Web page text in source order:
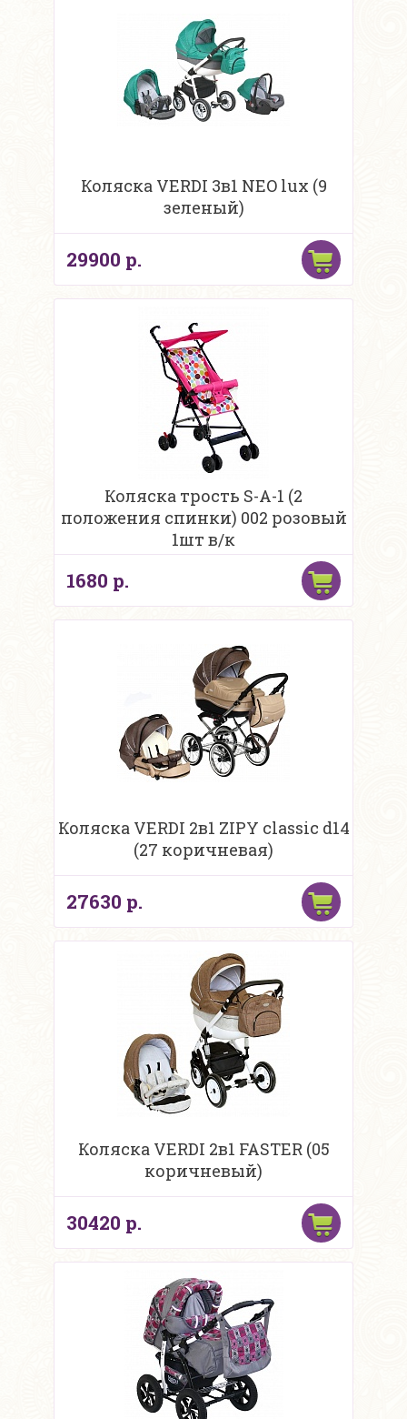
Коляска VERDI 3в1 NEO lux (9
зеленый)
29900 р.
Коляска трость S-A-1 (2
положения спинки) 002 розовый
1шт в/к
1680 р.
Коляска VERDI 2в1 ZIPY classic d14
(27 коричневая)
27630 р.
Коляска VERDI 2в1 FASTER (05
коричневый)
30420 р.